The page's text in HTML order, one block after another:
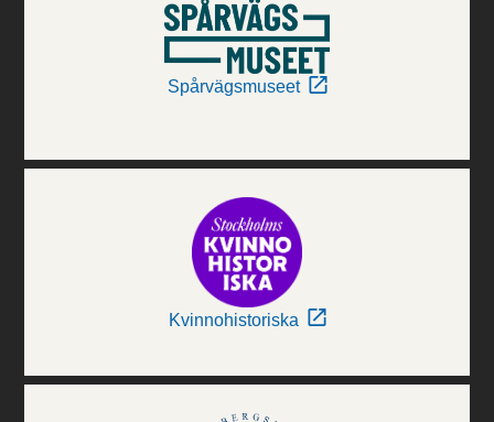
Spårvägsmuseet
Kvinnohistoriska